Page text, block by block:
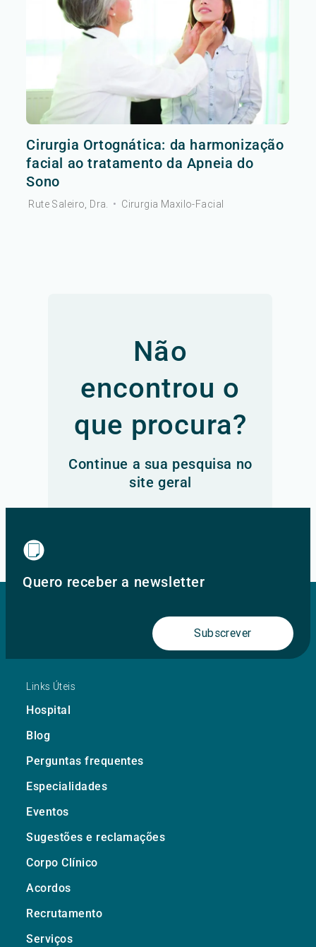
Cirurgia Ortognática: da harmonização
facial ao tratamento da Apneia do
Sono
Rute Saleiro, Dra. • Cirurgia Maxilo-Facial
Não
encontrou o
que procura?
Continue a sua pesquisa no
site geral
Quero receber a newsletter
Subscrever
Links Úteis
Hospital
Blog
Perguntas frequentes
Especialidades
Eventos
Sugestões e reclamações
Corpo Clínico
Acordos
Recrutamento
Serviços